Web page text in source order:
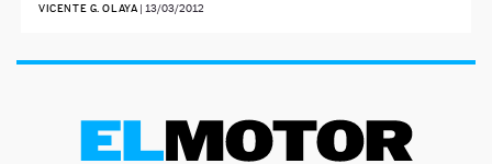
VICENTE G. OLAYA | 13/03/2012